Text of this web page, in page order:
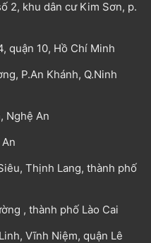
2, khu dân cư Kim Sơn, p.
quận 10, Hồ Chí Minh
P.An Khánh, Q.Ninh
Nghệ An
Thịnh Lang, thành phố
, thành phố Lào Cai
Vĩnh Niệm, quận Lê